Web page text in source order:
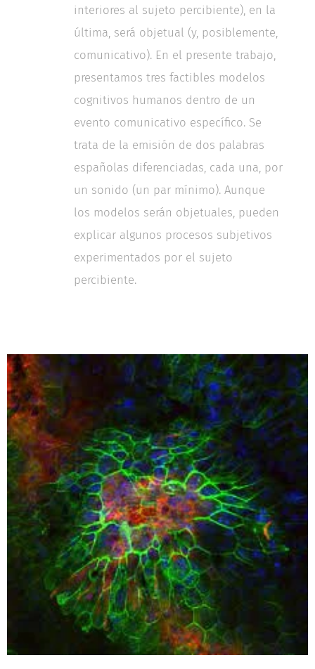
interiores al sujeto percibiente), en la
última, será objetual (y, posiblemente,
comunicativo). En el presente trabajo,
presentamos tres factibles modelos
cognitivos humanos dentro de un
evento comunicativo específico. Se
trata de la emisión de dos palabras
españolas diferenciadas, cada una, por
un sonido (un par mínimo). Aunque
los modelos serán objetuales, pueden
explicar algunos procesos subjetivos
experimentados por el sujeto
percibiente.